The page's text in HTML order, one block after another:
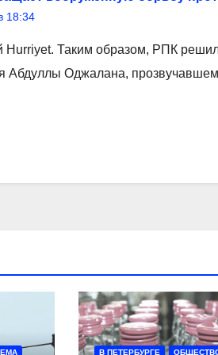
18:34
Hurriyet. Таким образом, РПК
Абдуллы Оджалана,
В ПЕТЕРБУРГЕ